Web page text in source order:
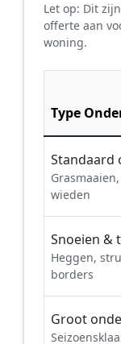
Let op: Dit
offerte aan
woning.
Type
Standaard
wieden
Snoeien &
Heggen,
borders
Groot